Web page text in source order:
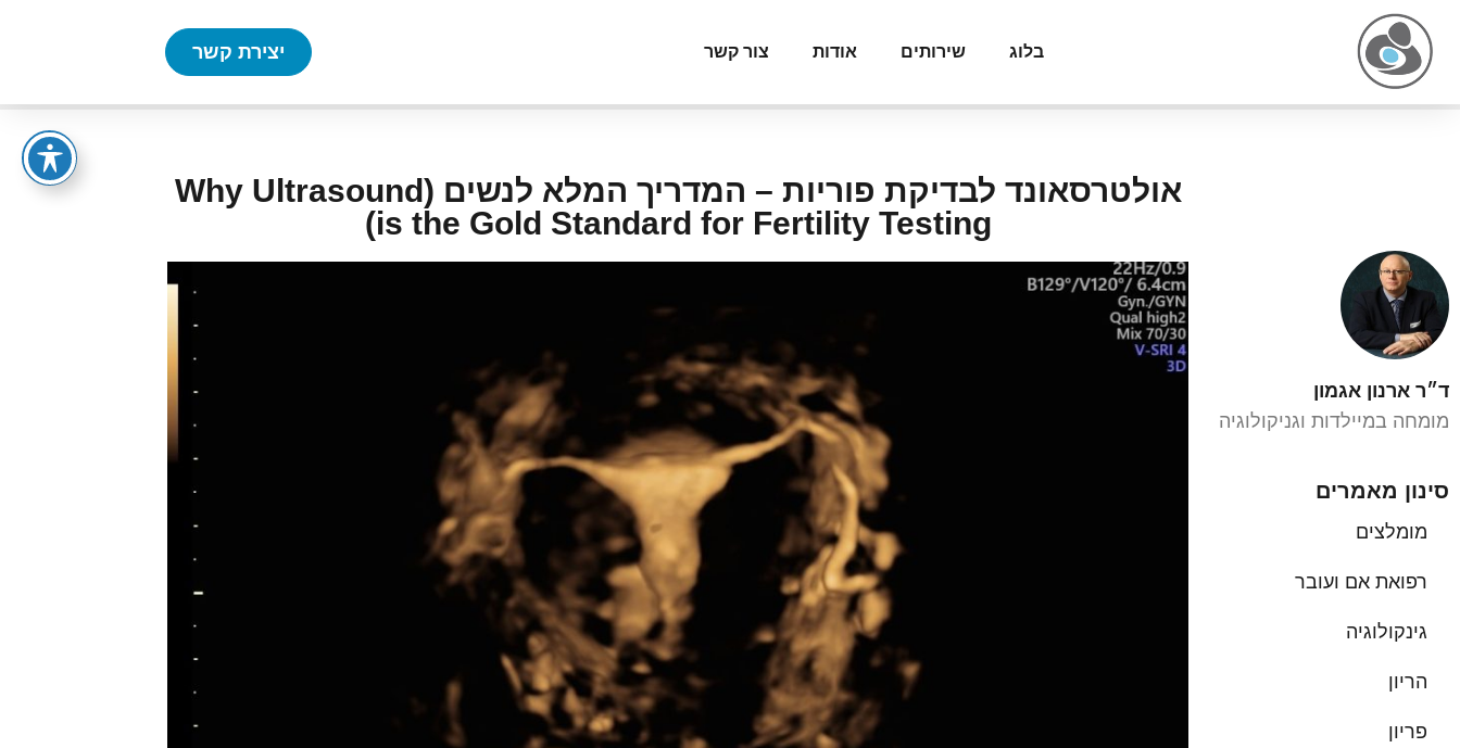
בלוג שירותים אודות צור קשר יצירת קשר
ד״ר ארנון אגמון
מומחה במיילדות וגניקולוגיה
סינון מאמרים
מומלצים
רפואת אם ועובר
גינקולוגיה
הריון
פריון
אולטרסאונד לבדיקת פוריות – המדריך המלא לנשים (Why Ultrasound
is the Gold Standard for Fertility Testing)